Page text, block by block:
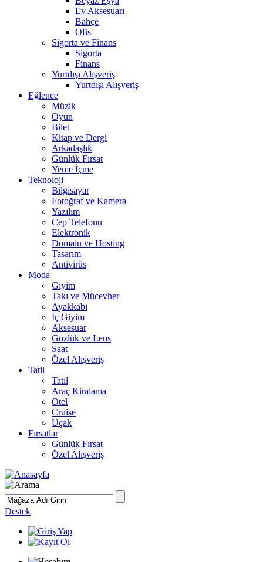
Ev Aksesuarı
Bahçe
Ofis
Sigorta ve Finans
Sigorta
Finans
Yurtdışı Alışveriş
Yurtdışı Alışveriş
Eğlence
Müzik
Oyun
Bilet
Kitap ve Dergi
Arkadaşlık
Günlük Fırsat
Yeme İçme
Teknoloji
Bilgisayar
Fotoğraf ve Kamera
Yazılım
Cep Telefonu
Elektronik
Domain ve Hosting
Tasarım
Antivirüs
Moda
Giyim
Takı ve Mücevher
Ayakkabı
İç Giyim
Aksesuar
Gözlük ve Lens
Saat
Özel Alışveriş
Tatil
Tatil
Araç Kiralama
Otel
Cruise
Uçak
Fırsatlar
Günlük Fırsat
Özel Alışveriş
Destek